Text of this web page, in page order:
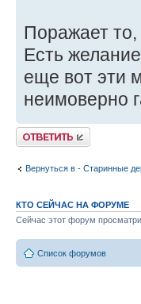
Поражает
Есть
еще вот эти
неимоверно
Ответить
Вернуться в - Старинные
КТО СЕЙЧАС НА ФОРУМЕ
Сейчас этот форум
Список форумов